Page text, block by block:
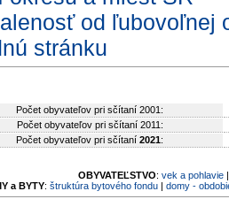
od ľubovoľnej
stránku
Počet obyvateľov pri sčítaní 2001:
Počet obyvateľov pri sčítaní 2011:
Počet obyvateľov pri sčítaní 2021:
OBYVATEĽSTVO: vek a pohlavie
a BYTY: štruktúra bytového fondu| domy -